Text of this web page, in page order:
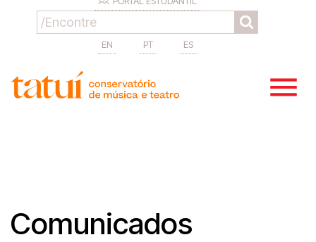
EN PT ES
Comunicados